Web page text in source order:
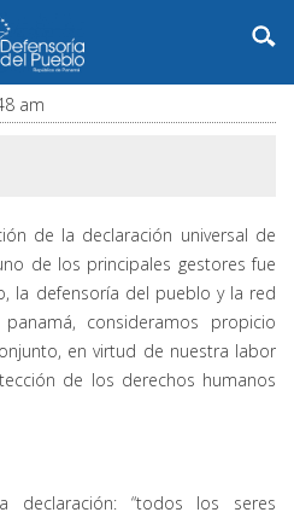
am
de la declaración universal de
de los principales gestores fue
la defensoría del pueblo y la red
consideramos propicio
en virtud de nuestra labor
de los derechos humanos
“todos los seres